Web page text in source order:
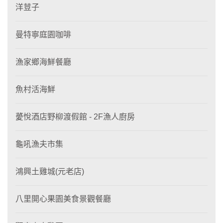
洋荳子
曼特寧庭園咖啡
漁家鄉海鮮餐廳
魚村活海鮮
薆悅酒店野柳渡假館 - 2F漁人廚房
龜吼漁夫市集
鴻興土雞城(元老店)
八里開心果園美食景觀餐廳